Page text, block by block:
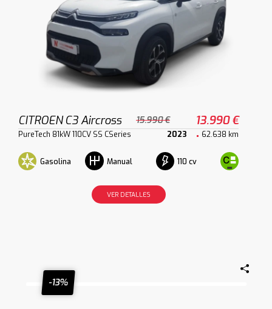
CITROEN C3 Aircross 15.990 € 13.990 €
PureTech 81kW 110CV SS CSeries 2023 62.638 km
Gasolina Manual 110 cv
VER DETALLES
-13%